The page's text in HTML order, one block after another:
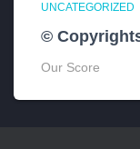
UNCATEGORIZED
©
Our Score